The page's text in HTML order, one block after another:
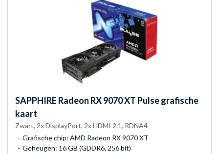
SAPPHIRE Radeon RX 9070 XT Pulse grafische
kaart
Zwart, 2x DisplayPort, 2x HDMI 2.1, RDNA4
Grafische chip: AMD Radeon RX 9070 XT
Geheugen: 16 GB (GDDR6, 256 bit)